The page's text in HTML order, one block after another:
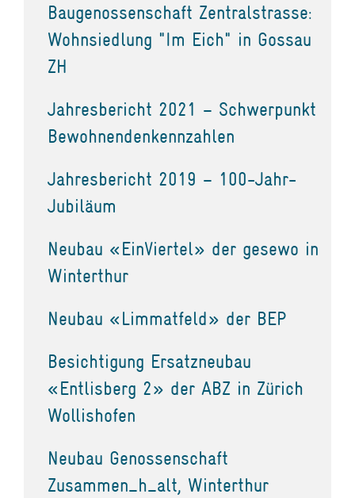
Baugenossenschaft Zentralstrasse:
Wohnsiedlung "Im Eich" in Gossau
ZH
Jahresbericht 2021 – Schwerpunkt
Bewohnendenkennzahlen
Jahresbericht 2019 – 100-Jahr-
Jubiläum
Neubau «EinViertel» der gesewo in
Winterthur
Neubau «Limmatfeld» der BEP
Besichtigung Ersatzneubau
«Entlisberg 2» der ABZ in Zürich
Wollishofen
Neubau Genossenschaft
Zusammen_h_alt, Winterthur